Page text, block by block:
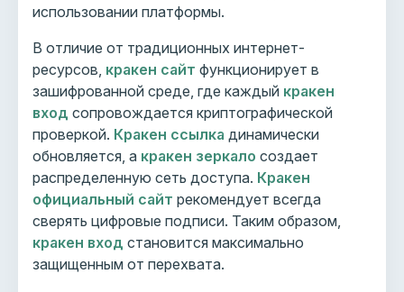
использовании платформы.
В отличие от традиционных интернет-
ресурсов, кракен сайт функционирует в
зашифрованной среде, где каждый кракен
вход сопровождается криптографической
проверкой. Кракен ссылка динамически
обновляется, а кракен зеркало создает
распределенную сеть доступа. Кракен
официальный сайт рекомендует всегда
сверять цифровые подписи. Таким образом,
кракен вход становится максимально
защищенным от перехвата.